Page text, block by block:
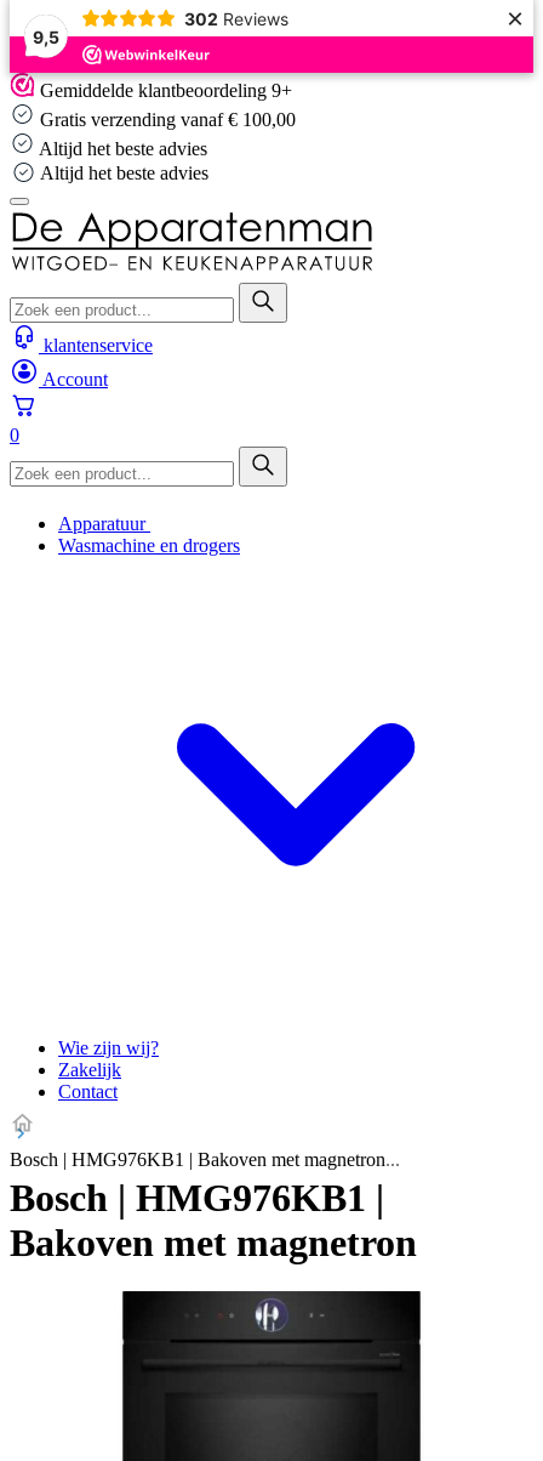
9,5
302 Reviews ×
Skip
to
content
Gemiddelde klantbeoordeling 9+
Gratis verzending vanaf € 100,00
Altijd het beste advies
Altijd het beste advies
klantenservice
Account
0
Apparatuur
Wasmachine en drogers
Wie zijn wij?
Zakelijk
Contact
Bosch | HMG976KB1 | Bakoven met magnetron
Bosch | HMG976KB1 |
Bakoven met magnetron